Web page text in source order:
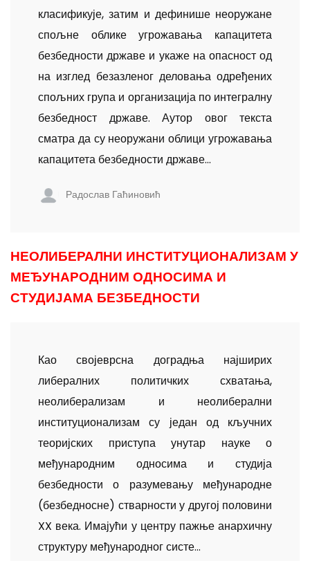
класификује, затим и дефинише неоружане
спољне облике угрожавања капацитета
безбедности државе и укаже на опасност од
на изглед безазленог деловања одређених
спољних група и организација по интегралну
безбедност државе. Аутор овог текста
сматра да су неоружани облици угрожавања
капацитета безбедности државе...
Радослав Гаћиновић
НЕОЛИБЕРАЛНИ ИНСТИТУЦИОНАЛИЗАМ У
МЕЂУНАРОДНИМ ОДНОСИМА И
СТУДИЈАМА БЕЗБЕДНОСТИ
Као својеврсна доградња најширих
либералних политичких схватања,
неолиберализам и неолиберални
институционализам су један од кључних
теоријских приступа унутар науке о
међународним односима и студија
безбедности о разумевању међународне
(безбедносне) стварности у другој половини
XX века. Имајући у центру пажње анархичну
структуру међународног систе...